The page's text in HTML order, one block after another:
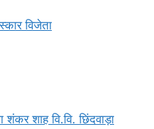
विजेता
शाह वि.वि. छिंदवाड़ा